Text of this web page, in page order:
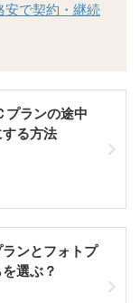
で契約・継続
ランの途中
る方法
ンとフォトプ
選ぶ？